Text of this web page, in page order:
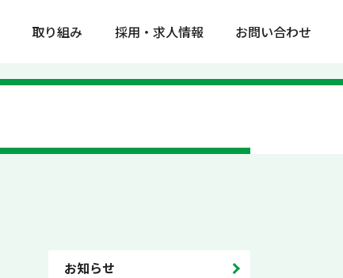
取り組み 採用・求人情報 お問い合わせ
お知らせ